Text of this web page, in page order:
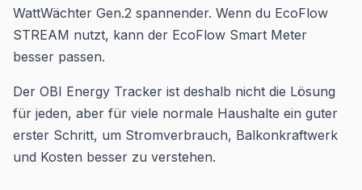
WattWächter Gen.2 spannender. Wenn du EcoFlow
STREAM nutzt, kann der EcoFlow Smart Meter
besser passen.
Der OBI Energy Tracker ist deshalb nicht die Lösung
für jeden, aber für viele normale Haushalte ein guter
erster Schritt, um Stromverbrauch, Balkonkraftwerk
und Kosten besser zu verstehen.